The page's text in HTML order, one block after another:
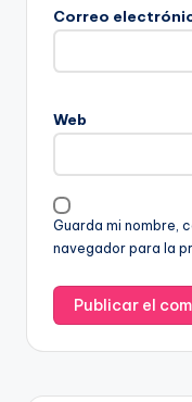
Correo
Web
Guarda mi nombre,
navegador para la